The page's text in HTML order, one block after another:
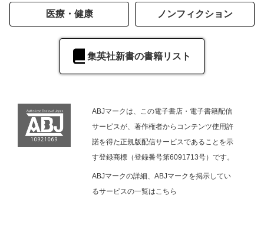
医療・健康 ノンフィクション
集英社新書の書籍リスト
ABJマークは、この電子書店・電子書籍配信
サービスが、著作権者からコンテンツ使用許
諾を得た正規版配信サービスであることを示
す登録商標（登録番号第6091713号）です。
ABJマークの詳細、ABJマークを掲示してい
るサービスの一覧はこちら